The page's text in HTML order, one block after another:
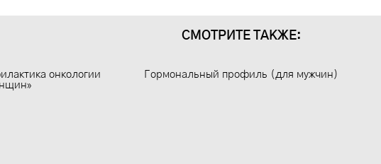
СМОТРИТЕ ТАКЖЕ:
онкологии
Гормональный профиль (для мужчин)